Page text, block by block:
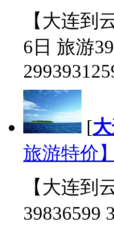
【大连到
6日 旅游
[
旅游特价
【大连到
39836599